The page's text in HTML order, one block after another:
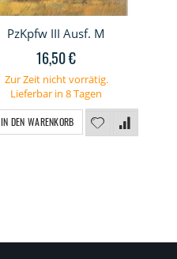
PzKpfw III Ausf. M
16,50 €
Zur Zeit nicht vorrätig.
Lieferbar in 8 Tagen
IN DEN WARENKORB